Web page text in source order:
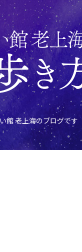
館 老上海のブログです